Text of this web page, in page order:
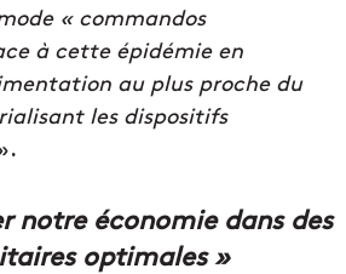
« commandos
à cette épidémie en
au plus proche du
les dispositifs
notre économie dans des
optimales »